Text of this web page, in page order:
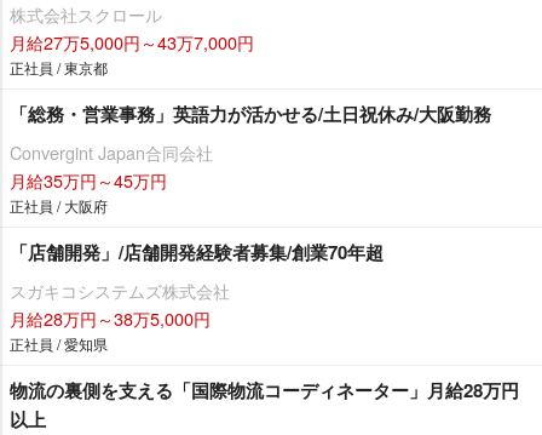
株式会社スクロール
月給27万5,000円～43万7,000円
正社員 / 東京都
「総務・営業事務」英語力が活かせる/土日祝休み/大阪勤務
Convergint Japan合同会社
月給35万円～45万円
正社員 / 大阪府
「店舗開発」/店舗開発経験者募集/創業70年超
スガキコシステムズ株式会社
月給28万円～38万5,000円
正社員 / 愛知県
物流の裏側を支える「国際物流コーディネーター」月給28万円
以上